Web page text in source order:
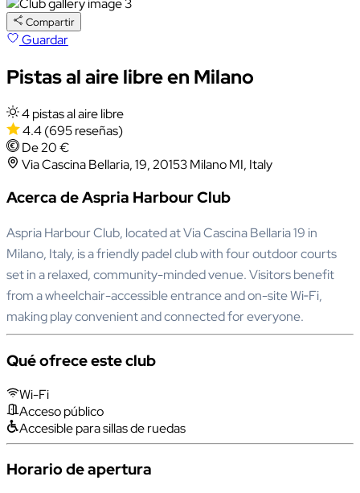
Compartir
Guardar
Pistas al aire libre en Milano
4 pistas al aire libre
4.4(695 reseñas)
De 20 €
Via Cascina Bellaria, 19, 20153 Milano MI, Italy
Acerca de Aspria Harbour Club
Aspria Harbour Club, located at Via Cascina Bellaria 19 in
Milano, Italy, is a friendly padel club with four outdoor courts
set in a relaxed, community-minded venue. Visitors benefit
from a wheelchair-accessible entrance and on-site Wi‑Fi,
making play convenient and connected for everyone.
Qué ofrece este club
Wi-Fi
Acceso público
Accesible para sillas de ruedas
Horario de apertura